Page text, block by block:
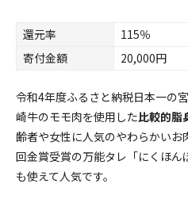
還元率
115％
寄付金額
20,000円
令和4年度ふるさと納税日本一の
崎牛のモモ肉を使用した比較的脂
齢者や女性に人気のやわらかいお
回金賞受賞の万能タレ「にくほ
も使えて人気です。